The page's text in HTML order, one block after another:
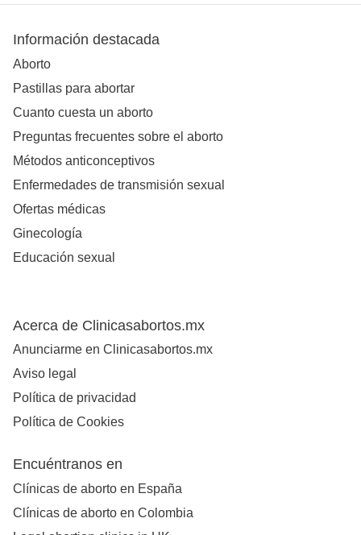
Información destacada
Aborto
Pastillas para abortar
Cuanto cuesta un aborto
Preguntas frecuentes sobre el aborto
Métodos anticonceptivos
Enfermedades de transmisión sexual
Ofertas médicas
Ginecología
Educación sexual
Acerca de Clinicasabortos.mx
Anunciarme en Clinicasabortos.mx
Aviso legal
Política de privacidad
Política de Cookies
Encuéntranos en
Clínicas de aborto en España
Clínicas de aborto en Colombia